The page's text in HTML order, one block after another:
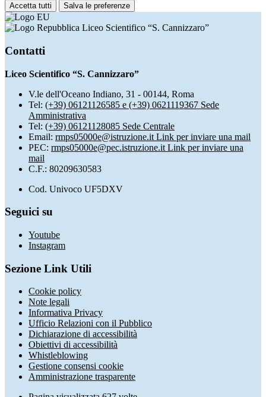
Accetta tutti Salva le preferenze
Liceo Scientifico “S. Cannizzaro”
Contatti
Liceo Scientifico “S. Cannizzaro”
V.le dell'Oceano Indiano, 31 - 00144, Roma
Tel: (+39) 06121126585 e (+39) 0621119367 Sede
Amministrativa
Tel: (+39) 06121128085 Sede Centrale
Email: rmps05000e@istruzione.it Link per inviare una mail
PEC: rmps05000e@pec.istruzione.it Link per inviare una
mail
C.F.: 80209630583
Cod. Univoco UF5DXV
Seguici su
Youtube
Instagram
Sezione Link Utili
Cookie policy
Note legali
Informativa Privacy
Ufficio Relazioni con il Pubblico
Dichiarazione di accessibilità
Obiettivi di accessibilità
Whistleblowing
Gestione consensi cookie
Amministrazione trasparente